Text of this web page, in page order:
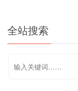
全站搜索